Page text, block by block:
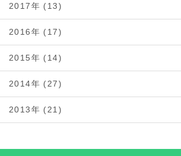
2017年 (13)
2016年 (17)
2015年 (14)
2014年 (27)
2013年 (21)